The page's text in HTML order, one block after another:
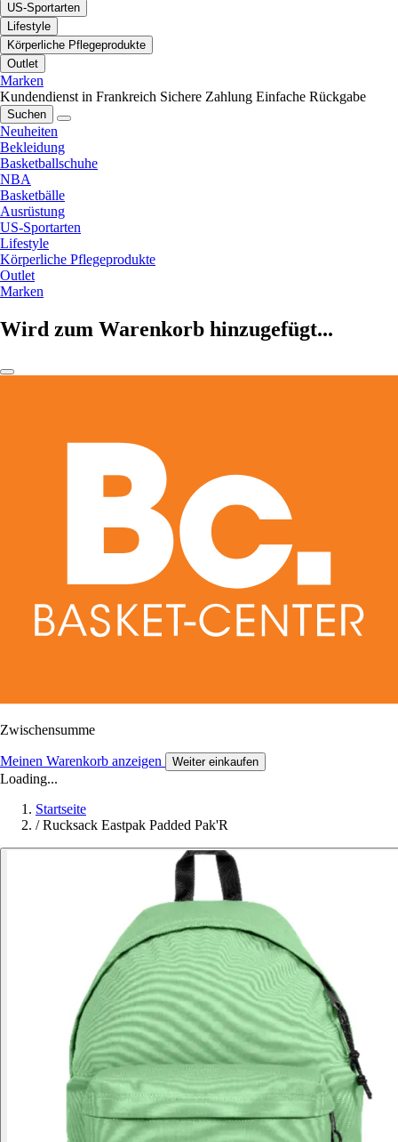
US-Sportarten
Lifestyle
Körperliche Pflegeprodukte
Outlet
Marken
Kundendienst in Frankreich Sichere Zahlung Einfache Rückgabe
Suchen
Neuheiten
Bekleidung
Basketballschuhe
NBA
Basketbälle
Ausrüstung
US-Sportarten
Lifestyle
Körperliche Pflegeprodukte
Outlet
Marken
Wird zum Warenkorb hinzugefügt...
Zwischensumme
Meinen Warenkorb anzeigen Weiter einkaufen
Loading...
Startseite
/ Rucksack Eastpak Padded Pak'R